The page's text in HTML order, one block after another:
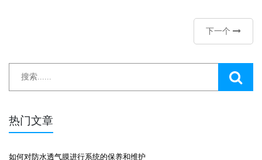
下一个
热门文章
如何对防水透气膜进行系统的保养和维护